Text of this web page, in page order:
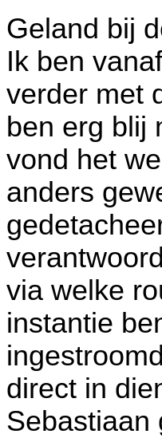
Geland bij
Ik ben
verder met
ben erg blij
vond het
anders
via welke
instantie
direct in
Sebastiaan